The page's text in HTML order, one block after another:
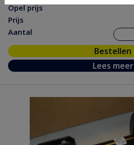
Opel prijs
Prijs
Aantal
Bestellen
Lees meer